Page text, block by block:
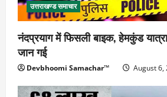
उत्तराखण्ड समाचार
नंदप्रयाग में फिसली बाइक, हेमकुंड
जान गई
Devbhoomi Samachar™ August 6,